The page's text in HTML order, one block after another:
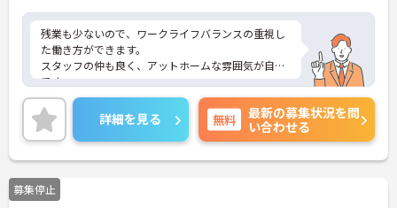
残業も少ないので、ワークライフバランスの重視し
た働き方ができます。
スタッフの仲も良く、アットホームな雰囲気が自慢
です。
ご興味ある方には、面接対策ポイントなど、詳細を
お話しいたしますのでお気軽にご相談ください。
詳細を見る 無料
最新の募集状況を問
い合わせる
募集停止